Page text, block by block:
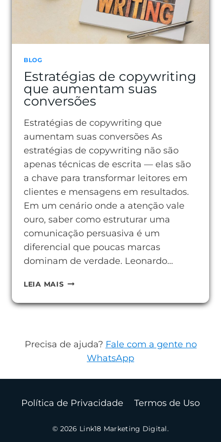
BLOG
Estratégias de copywriting
que aumentam suas
conversões
Estratégias de copywriting que
aumentam suas conversões As
estratégias de copywriting não são
apenas técnicas de escrita — elas são
a chave para transformar leitores em
clientes e mensagens em resultados.
Em um cenário onde a atenção vale
ouro, saber como estruturar uma
comunicação persuasiva é um
diferencial que poucas marcas
dominam de verdade. Leonardo…
LEIA MAISESTRATÉGIAS
AUMENTAM
SUAS
Precisa de ajuda? Fale com a gente no
WhatsApp
Política de Privacidade Termos de Uso
© 2026 Link18 Marketing Digital.